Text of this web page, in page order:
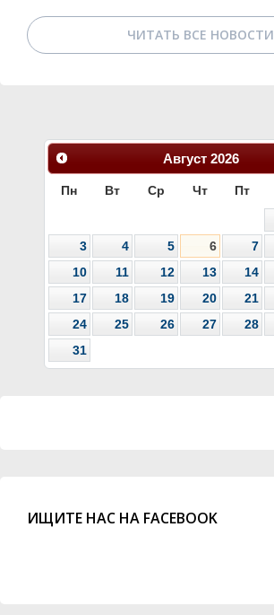
ЧИТАТЬ ВСЕ НОВОСТИ
Август 2026
Пн Вт Ср Чт Пт
3
4 5 6 7
10
11 12 13 14
17
18 19 20 21
24
25 26 27 28
31
ИЩИТЕ НАС НА FACEBOOK